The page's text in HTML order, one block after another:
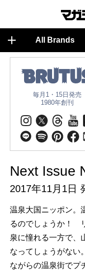
All Brands
毎月1・15日発売
1980年創刊
Next Issue
2017年11月1日
温泉大国ニッポン。
るのでしょうか！
泉に憧れる一方で、
なってしょうがない
ながらの温泉街でプ